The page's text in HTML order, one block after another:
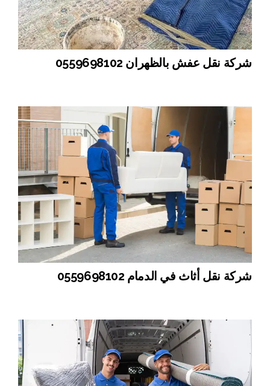
شركة نقل عفش بالظهران 0559698102
شركة نقل أثاث في الدمام 0559698102